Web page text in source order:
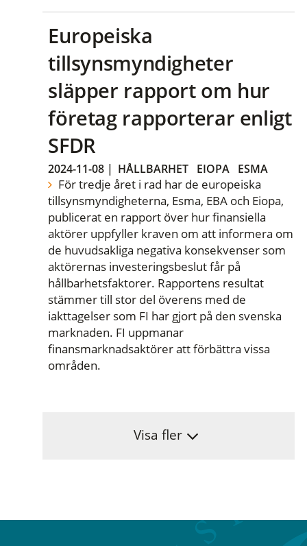
Europeiska
tillsynsmyndigheter
släpper rapport om hur
företag rapporterar enligt
SFDR
2024-11-08 | HÅLLBARHET EIOPA ESMA
För tredje året i rad har de europeiska
tillsynsmyndigheterna, Esma, EBA och Eiopa,
publicerat en rapport över hur finansiella
aktörer uppfyller kraven om att informera om
de huvudsakliga negativa konsekvenser som
aktörernas investeringsbeslut får på
hållbarhetsfaktorer. Rapportens resultat
stämmer till stor del överens med de
iakttagelser som FI har gjort på den svenska
marknaden. FI uppmanar
finansmarknadsaktörer att förbättra vissa
områden.
Visa fler